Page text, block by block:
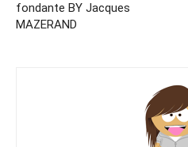
fondante BY Jacques
MAZERAND